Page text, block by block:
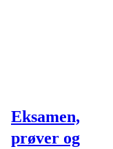
Eksamen,
prøver og